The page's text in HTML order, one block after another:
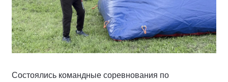
Состоялись командные соревнования по